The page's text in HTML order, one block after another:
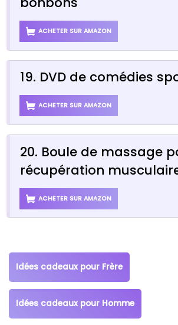
ACHETER SUR AMAZON
19. DVD de comédies
ACHETER SUR AMAZON
20. Boule de massage
récupération
ACHETER SUR AMAZON
Idées cadeaux pour Frère
Idées cadeaux pour Homme